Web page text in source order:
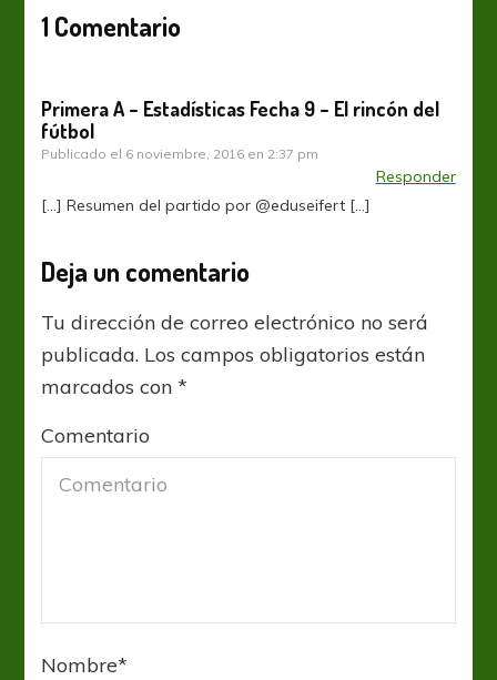
1 Comentario
Primera A – Estadísticas Fecha 9 – El rincón del
fútbol
Publicado el 6 noviembre, 2016 en 2:37 pm
Responder
[…] Resumen del partido por @eduseifert […]
Deja un comentario
Tu dirección de correo electrónico no será
publicada. Los campos obligatorios están
marcados con*
Comentario
Nombre*